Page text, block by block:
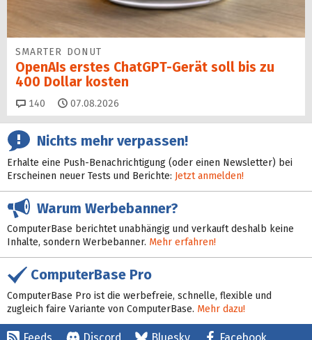
SMARTER DONUT
OpenAIs erstes ChatGPT-Gerät soll bis zu
400 Dollar kosten
140 Kommentare
07.08.2026
Nichts mehr verpassen!
Erhalte eine Push-Benachrichtigung (oder einen Newsletter) bei
Erscheinen neuer Tests und Berichte: Jetzt anmelden!
Warum Werbebanner?
ComputerBase berichtet unabhängig und verkauft deshalb keine
Inhalte, sondern Werbebanner. Mehr erfahren!
ComputerBase Pro
ComputerBase Pro ist die werbefreie, schnelle, flexible und
zugleich faire Variante von ComputerBase. Mehr dazu!